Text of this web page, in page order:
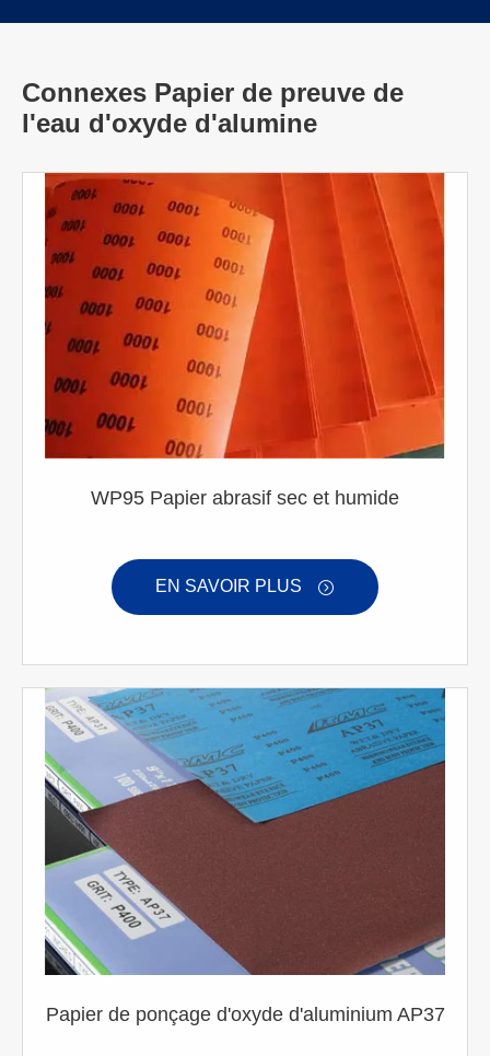
Connexes Papier de preuve de
l'eau d'oxyde d'alumine
WP95 Papier abrasif sec et humide
EN SAVOIR PLUS 
Papier de ponçage d'oxyde d'aluminium AP37